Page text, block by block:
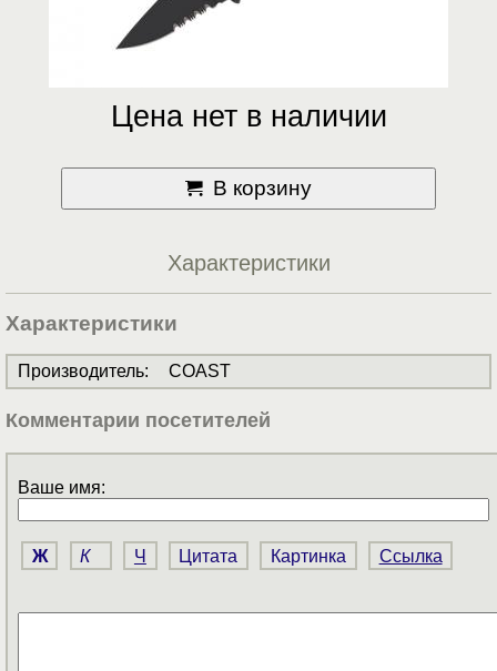
Цена нет в наличии
В корзину
Характеристики
Характеристики
Производитель: COAST
Комментарии посетителей
Ваше имя:
Ж К Ч Цитата Картинка Ссылка